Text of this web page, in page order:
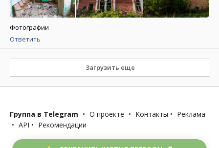
Фотографии
Ответить
Загрузить еще
Группа в Telegram • О проекте • Контакты • Реклама
• API • Рекомендации